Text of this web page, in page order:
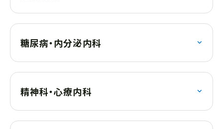
糖尿病・内分泌内科
精神科・心療内科